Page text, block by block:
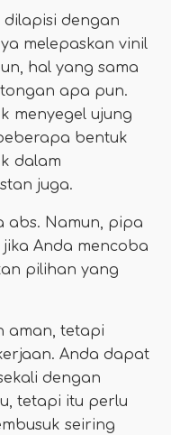
dilapisi dengan
melepaskan vinil
hal yang sama
apa pun.
menyegel ujung
bentuk
dalam
juga.
abs. Namun, pipa
Anda mencoba
pilihan yang
aman, tetapi
Anda dapat
dengan
tetapi itu perlu
seiring